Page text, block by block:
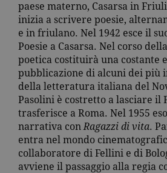
paese materno, Casarsa in
inizia a scrivere poesie,
e in friulano. Nel 1942 esce il
Poesie a Casarsa. Nel corso
poetica costituirà una costante
pubblicazione di alcuni dei più
della letteratura italiana del
Pasolini è costretto a lasciare il
trasferisce a Roma. Nel 1955
narrativa conRagazzi di vita.
entra nel mondo
collaboratore di Fellini e di
avviene il passaggio alla regia